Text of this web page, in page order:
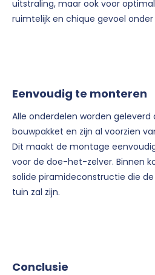
uitstraling, maar ook voor
ruimtelijk en chique gevoel
Eenvoudig te monteren
Alle onderdelen worden
bouwpakket en zijn al voorzien
Dit maakt de montage
voor de doe-het-zelver. Binnen
solide piramideconstructie die
tuin zal zijn.
Conclusie